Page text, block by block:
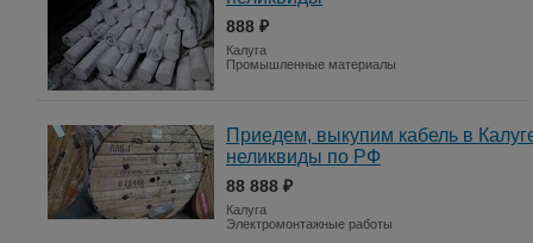
888 ₽
Калуга
Промышленные материалы
Приедем, выкупим кабель в
неликвиды по РФ
88 888 ₽
Калуга
Электромонтажные работы